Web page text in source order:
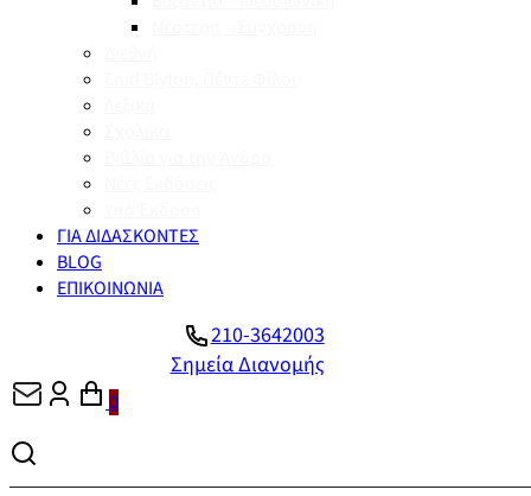
ΓΙΑ ΔΙΔΑΣΚΟΝΤΕΣ
BLOG
ΕΠΙΚΟΙΝΩΝΙΑ
210-3642003
Σημεία Διανομής
0